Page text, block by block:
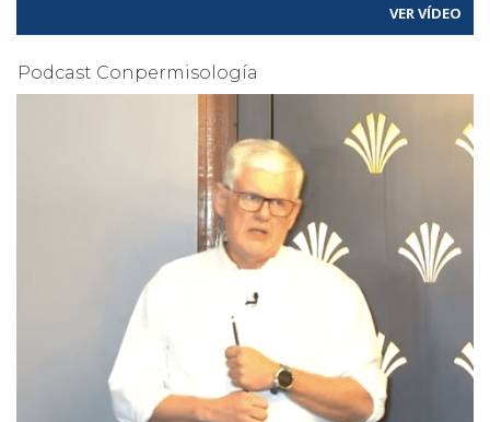
VER VÍDEO
Podcast Conpermisología